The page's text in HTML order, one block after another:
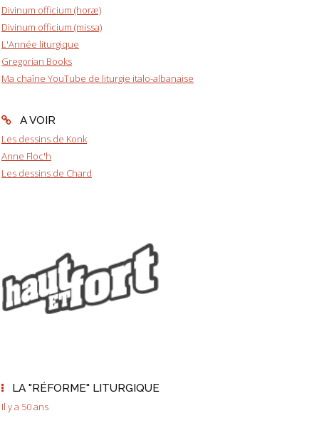
Divinum officium (horæ)
Divinum officium (missa)
L'Année liturgique
Gregorian Books
Ma chaîne YouTube de liturgie italo-albanaise
A VOIR
Les dessins de Konk
Anne Floc'h
Les dessins de Chard
LA "RÉFORME" LITURGIQUE
Il y a 50 ans